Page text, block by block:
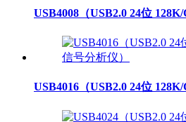
USB4008（USB2.0 24位
USB4016（USB2.0 24位